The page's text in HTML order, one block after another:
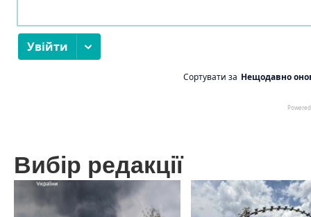
Вибір редакції